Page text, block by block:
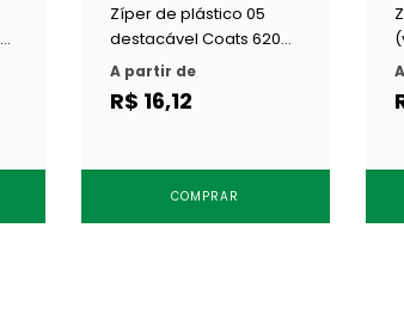
Zíper de plástico 05
destacável Coats 6200
227 (P60-9) c/ 1 un
A partir de
R$ 16,12
COMPRAR